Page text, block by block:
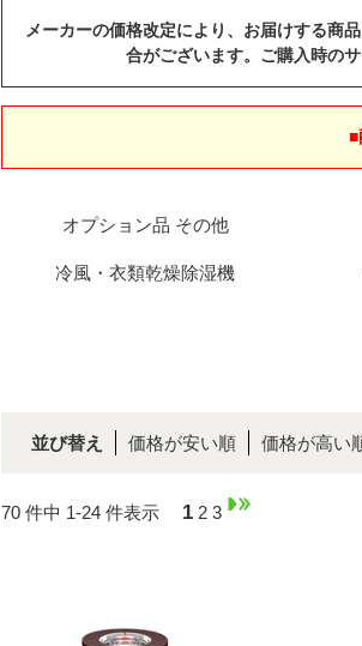
メーカーの価格改定により、お届けする商
合がございます。ご購入時の
■
オプション品 その他
冷風・衣類乾燥除湿機
並び替え 価格が安い順 価格が高い
70 件中 1-24 件表示 1 2 3